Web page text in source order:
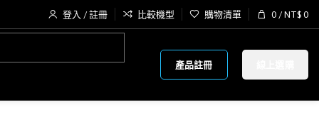
登入 / 註冊 比較機型 購物清單 0 / NT$ 0
產品註冊